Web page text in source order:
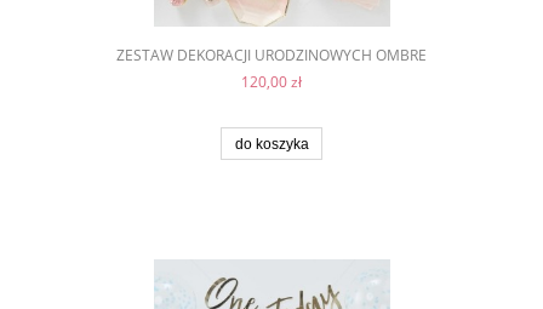
ZESTAW DEKORACJI URODZINOWYCH OMBRE
120,00 zł
do koszyka